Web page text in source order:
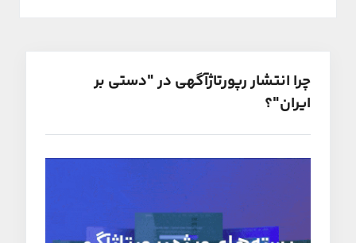
چرا انتشار رپورتاژآگهی در "دستی بر
ایران"؟